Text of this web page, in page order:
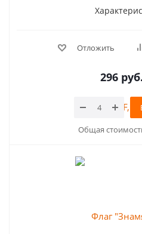
Отложить
296руб.
Общая